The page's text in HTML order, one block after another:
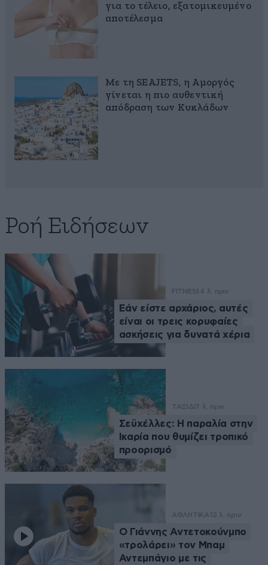
για το τέλειο, εξατομικευμένο
αποτέλεσμα
Με τη SEAJETS, η Αμοργός
γίνεται η πιο αυθεντική
απόδραση των Κυκλάδων
Ροή Ειδήσεων
FITNESS4 λ. πριν
Εάν είστε αρχάριος, αυτές
είναι οι τρεις κορυφαίες
ασκήσεις για δυνατά χέρια
ΤΑΞΙΔΙ7 λ. πριν
Σεϋχέλλες: Η παραλία στην
Ικαρία που θυμίζει τροπικό
προορισμό
ΑΘΛΗΤΙΚΑ 12 λ. πριν
Ο Γιάννης Αντετοκούνμπο
«τρολάρει» τον Μπαμ
Αντεμπάγιο με τις